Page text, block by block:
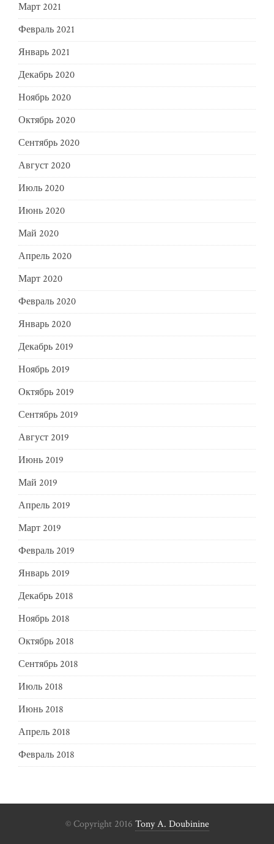
Март 2021
Февраль 2021
Январь 2021
Декабрь 2020
Ноябрь 2020
Октябрь 2020
Сентябрь 2020
Август 2020
Июль 2020
Июнь 2020
Май 2020
Апрель 2020
Март 2020
Февраль 2020
Январь 2020
Декабрь 2019
Ноябрь 2019
Октябрь 2019
Сентябрь 2019
Август 2019
Июнь 2019
Май 2019
Апрель 2019
Март 2019
Февраль 2019
Январь 2019
Декабрь 2018
Ноябрь 2018
Октябрь 2018
Сентябрь 2018
Июль 2018
Июнь 2018
Апрель 2018
Февраль 2018
© Copyright 2016 Tony A. Doubinine